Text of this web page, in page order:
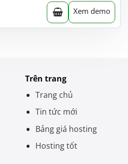
Xem demo
Trên trang
Trang chủ
Tin tức mới
Bảng giá hosting
Hosting tốt